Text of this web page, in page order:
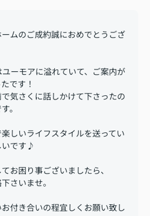
ムのご成約誠におめでとうござ
ーモアに溢れていて、ご案内が
です！
気さくに話しかけて下さったの
。
しいライフスタイルを送ってい
いです♪
お困り事ございましたら、
さいませ。
付き合いの程宜しくお願い致し